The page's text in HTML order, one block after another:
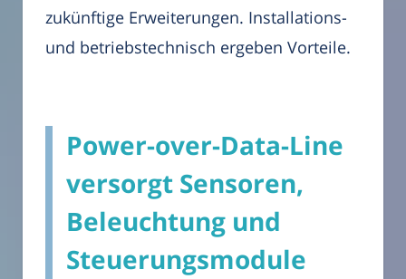
zukünftige Erweiterungen. Installations-
und betriebstechnisch ergeben Vorteile.
Power-over-Data-Line
versorgt Sensoren,
Beleuchtung und
Steuerungsmodule